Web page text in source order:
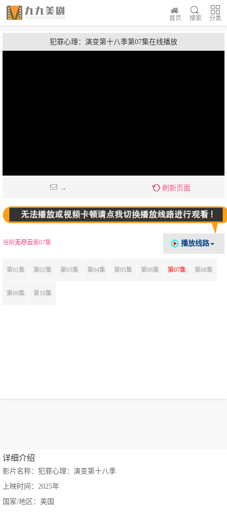
分类
搜索
首页
犯罪心理：演变第十八季第07集在线播放
→ 刷新页面
播放线路
当前无尽云第07集
第01集 第02集 第03集 第04集 第05集 第06集 第07集 第08集
第09集 第10集
详细介绍
影片名称：犯罪心理：演变第十八季
上映时间：2025年
国家/地区：美国